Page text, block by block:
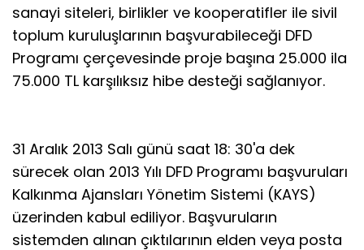
sanayi siteleri, birlikler ve kooperatifler ile sivil
toplum kuruluşlarının başvurabileceği DFD
Programı çerçevesinde proje başına 25.000 ila
75.000 TL karşılıksız hibe desteği sağlanıyor.
31 Aralık 2013 Salı günü saat 18: 30'a dek
sürecek olan 2013 Yılı DFD Programı başvuruları
Kalkınma Ajansları Yönetim Sistemi (KAYS)
üzerinden kabul ediliyor. Başvuruların
sistemden alınan çıktılarının elden veya posta